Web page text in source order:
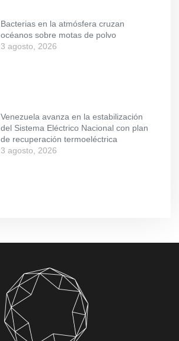
Bacterias en la atmósfera cruzan
océanos sobre motas de polvo
3 agosto, 2026
Venezuela avanza en la estabilización
del Sistema Eléctrico Nacional con plan
de recuperación termoeléctrica
3 agosto, 2026